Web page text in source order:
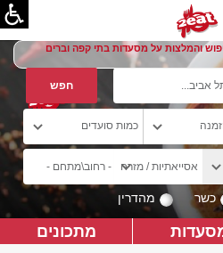
והמלצות על מסעדות בתי קפה וברים
כשר מהדרין
מתכונים